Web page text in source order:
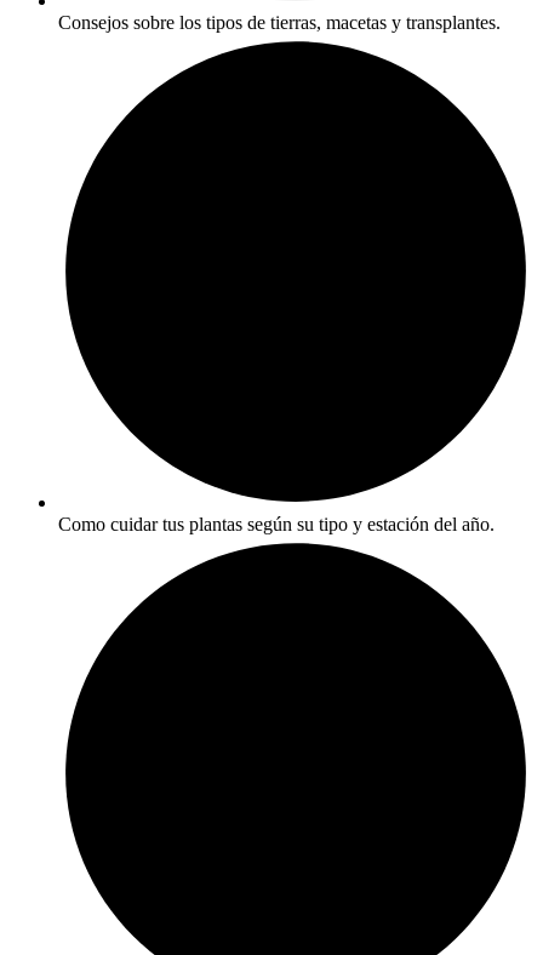
Consejos sobre los tipos de tierras, macetas y transplantes.
Como cuidar tus plantas según su tipo y estación del año.